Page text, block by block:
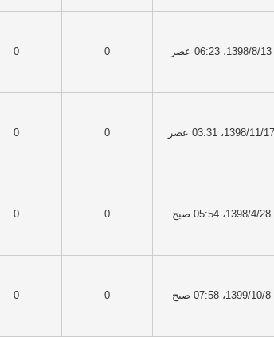
1398/8/13، 06:23 عصر 0
0
1398/11/17، 03:31 عصر 0
0
1398/4/28، 05:54 صبح 0
0
1399/10/8، 07:58 صبح 0
0